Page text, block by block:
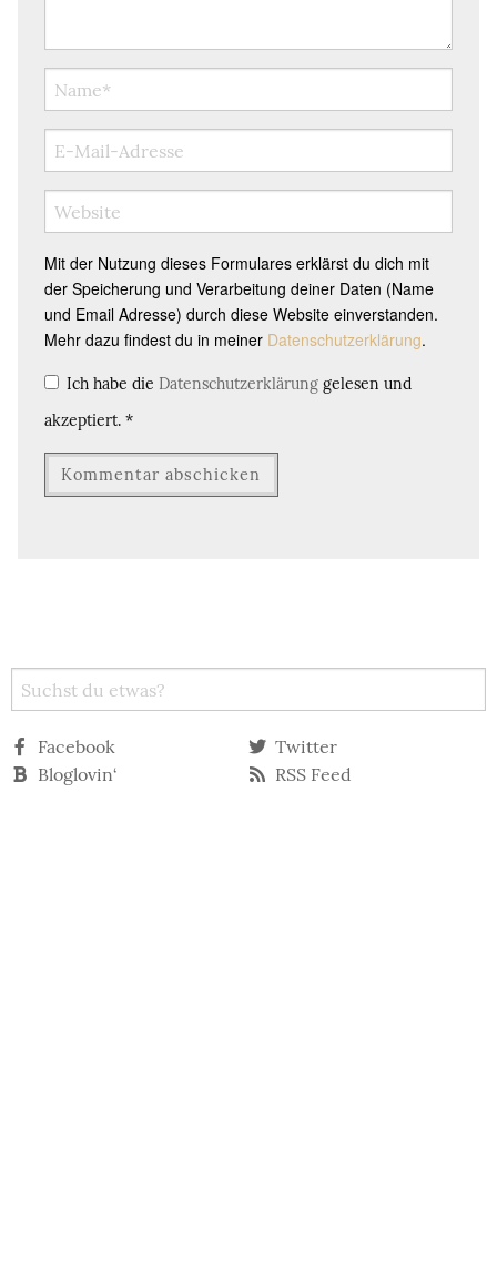
Mit der Nutzung dieses Formulares erklärst du dich mit
der Speicherung und Verarbeitung deiner Daten (Name
und Email Adresse) durch diese Website einverstanden.
Mehr dazu findest du in meiner Datenschutzerklärung.
Ich habe die Datenschutzerklärung gelesen und
akzeptiert. *
Facebook
Twitter
Bloglovin‘
RSS Feed